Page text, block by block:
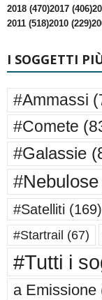
2018 (470)2017 (406)
2011 (518)2010 (229)
I SOGGETTI
#Ammassi
#Comete
#Galassie
#Nebulose
#Satelliti (169)
#Startrail (67)
#Tutti i
a Emissione